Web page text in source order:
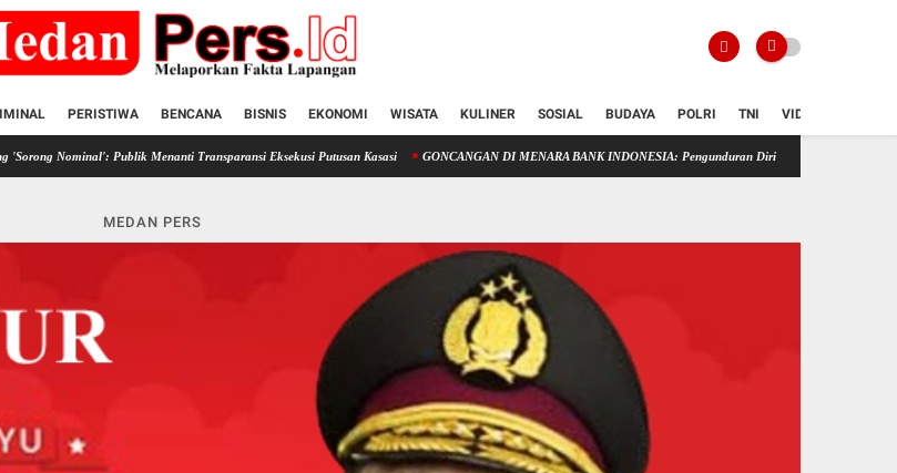
PERISTIWA BENCANA BISNIS EKONOMI WISATA KULINER SOSIAL BUDAYA POLRI TNI VIDIO
Publik Menanti Transparansi Eksekusi Putusan Kasasi GONCANGAN DI MENARA BANK INDONESIA: Pengunduran Diri Perry Warjiyo Uji Kepercayaan Pasar
MEDAN PERS